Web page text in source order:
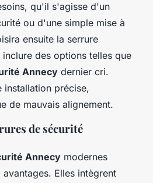
qu'il s'agisse d'un
ou d'une simple mise à
ensuite la serrure
des options telles que
Annecy dernier cri.
installation précise,
de mauvais alignement.
de sécurité
Annecy modernes
Elles intègrent